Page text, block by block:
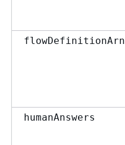
flowDefinitionArn
humanAnswers